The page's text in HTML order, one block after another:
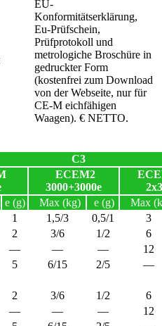
EU-
Konformitätserklärung,
Eu-Prüfschein,
Prüfprotokoll und
metrologiche Broschüre in
gedruckter Form
(kostenfrei zum Download
von der Webseite, nur für
CE-M eichfähigen
Waagen). € NETTO.
C3
ECEM2
3000+3000e
e (g) Max (kg) e (g) Max
1 1,5/3 0,5/1
3
2 3/6 1/2
6
— — —
12
5 6/15 2/5 —
2 3/6 1/2
6
— — —
12